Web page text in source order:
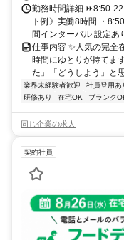
勤務時間詳細 ⏩8:50-
ト例》実働8時間 ・
間インターバル 設定
仕事内容 ✨人気の完全
時間にゆとりが持てま
た」「どうしよう」と
業界未経験者歓迎 社員登用あ
研修あり
在宅OK ブランク
同じ企業の求人
契約社員